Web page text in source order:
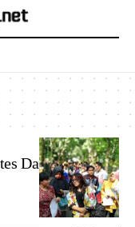
Dangdut